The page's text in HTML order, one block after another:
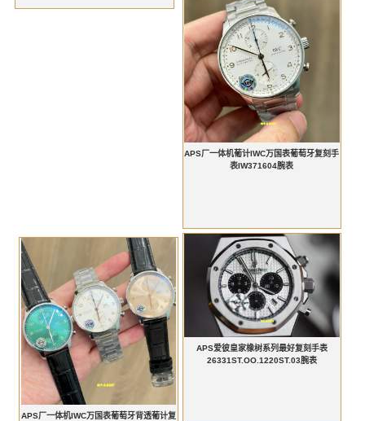
APS厂一体机葡计IWC万国表葡萄牙复刻手
表IW371604腕表
APS厂一体机IWC万国表葡萄牙背透葡计复
APS爱彼皇家橡树系列最好复刻手表
26331ST.OO.1220ST.03腕表